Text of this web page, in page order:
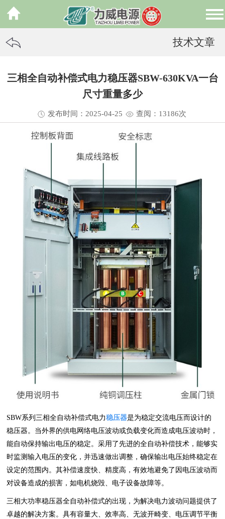
技术文章
三相全自动补偿式电力稳压器SBW-630KVA一台
尺寸重量多少
发布时间：2025-04-25 查阅：13186次
SBW系列三相全自动补偿式电力稳压器是为稳定交流电压而设计的
稳压器。当外界的供电网络电压波动或负载变化而造成电压波动时，
能自动保持输出电压的稳定。采用了先进的全自动补偿技术，能够实
时监测输入电压的变化，并迅速做出调整，确保输出电压始终稳定在
设定的范围内。其补偿速度快、精度高，有效地避免了因电压波动而
对设备造成的损害，如电机烧毁、电子设备故障等。
三相大功率稳压器全自动补偿式的出现，为解决电力波动问题提供了
卓越的解决方案。具有容量大、效率高、无波开畸变、电压调节平衡